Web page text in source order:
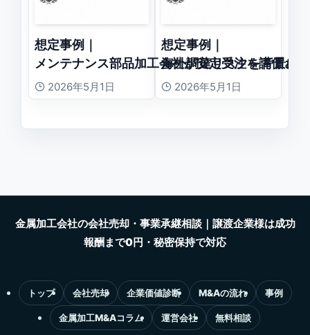
想定事例｜
メンテナンス部品加工会社が安定受注を評価さ
2026年5月1日
想定事例｜
海外調達リスクを背景に
2026年5月1日
トップ 会社売却 企業価値診断 M&Aの流れ 事例
金属加工M&Aコラム 運営会社 無料相談